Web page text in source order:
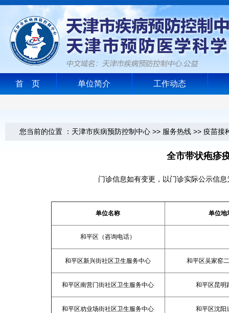
首 页 单位简介 工作动态
您当前的位置 ： 天津市疾病预防控制中心 >> 服务热线 >> 疫苗接
全市带状疱疹
门诊信息如有变更，以门诊实际公示信
单位名称 单位地
和平区（咨询电话）
和平区新兴街社区卫生服务中心 和平区吴家窑
和平区南营门街社区卫生服务中心 和平区昆明
和平区劝业场街社区卫生服务中心 和平区沈阳